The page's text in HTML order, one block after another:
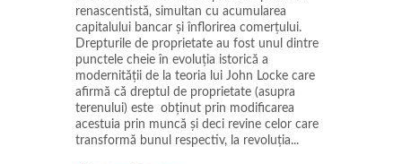
renascentistă, simultan cu acumularea
capitalului bancar și înflorirea comerțului.
Drepturile de proprietate au fost unul dintre
punctele cheie în evoluția istorică a
modernității de la teoria lui John Locke care
afirmă că dreptul de proprietate (asupra
terenului) este obținut prin modificarea
acestuia prin muncă și deci revine celor care
transformă bunul respectiv, la revoluția...